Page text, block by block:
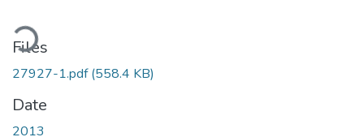
Files
27927-1.pdf(558.4 KB)
Date
2013